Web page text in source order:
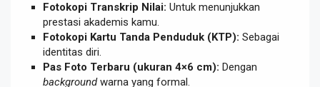
Fotokopi Transkrip Nilai: Untuk menunjukkan
prestasi akademis kamu.
Fotokopi Kartu Tanda Penduduk (KTP): Sebagai
identitas diri.
Pas Foto Terbaru (ukuran 4×6 cm): Dengan
backgroundwarna yang formal.